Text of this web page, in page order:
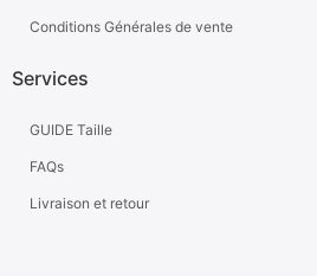
Conditions Générales de vente
Services
GUIDE Taille
FAQs
Livraison et retour